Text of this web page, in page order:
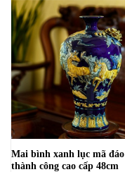
Mai bình xanh lục mã đáo
thành công cao cấp 48cm